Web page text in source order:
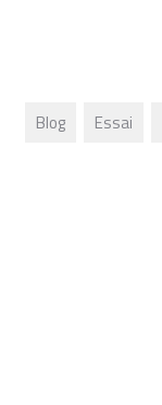
Blog Essai